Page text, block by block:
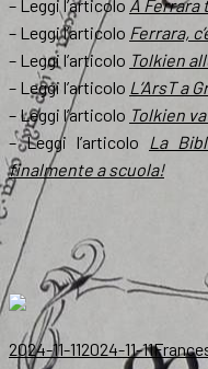
– Leggi l’articolo A Ferrara
– Leggi l’articolo Ferrara,
– Leggi l’articolo Tolkien
– Leggi l’articolo L’ArsT a
– Leggi l’articolo Tolkien
– Leggi l’articolo La
finalmente a scuola!
Scritto
2024-11-112024-11-11Autore